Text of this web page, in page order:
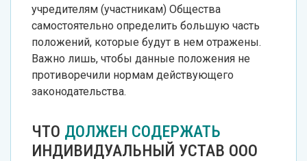
учредителям (участникам) Общества
самостоятельно определить большую часть
положений, которые будут в нем отражены.
Важно лишь, чтобы данные положения не
противоречили нормам действующего
законодательства.
ЧТО ДОЛЖЕН СОДЕРЖАТЬ
ИНДИВИДУАЛЬНЫЙ УСТАВ ООО